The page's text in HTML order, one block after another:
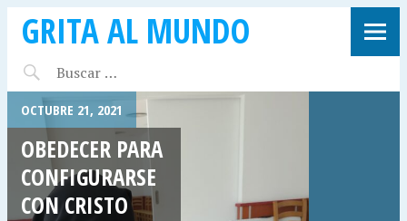
GRITA AL MUNDO
OCTUBRE 21, 2021
OBEDECER PARA
CONFIGURARSE
CON CRISTO